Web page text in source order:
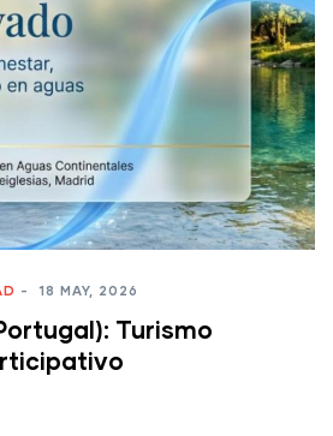
- 18 MAY, 2026
Turismo